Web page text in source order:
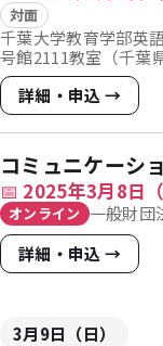
対面
千葉大学教育学部英
号館2111教室（千葉
詳細・申込 →
コミュニケーシ
📅 2025年3月8日
オンライン 一般財団
詳細・申込 →
3月9日（日）